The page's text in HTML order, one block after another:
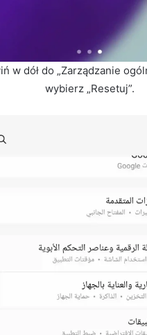
w dół do „Zarządzanie
wybierz „Resetuj”.